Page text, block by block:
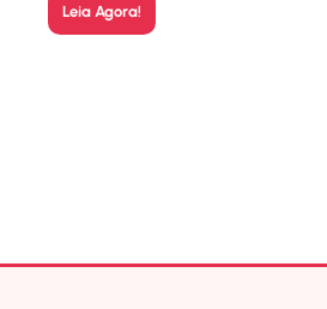
Leia Agora!